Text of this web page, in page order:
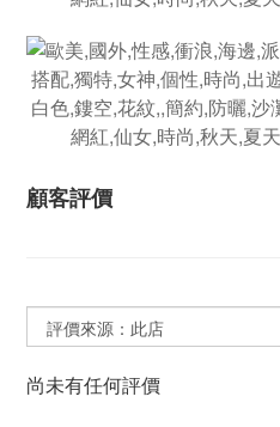
顧客評價
尚未有任何評價